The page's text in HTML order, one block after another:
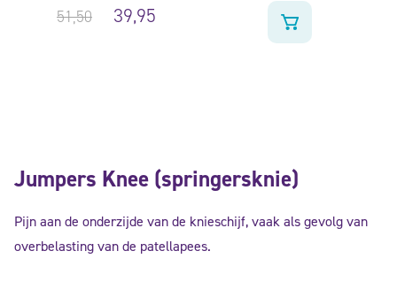
51,50 39,95
Jumpers Knee (springersknie)
Pijn aan de onderzijde van de knieschijf, vaak als gevolg van
overbelasting van de patellapees.